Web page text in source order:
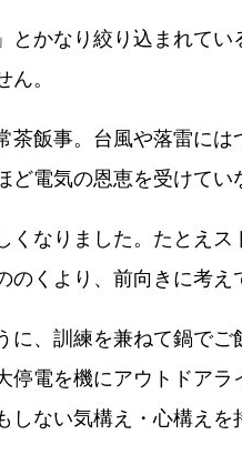
とかなり絞り込まれて
。
茶飯事。台風や落雷に
電気の恩恵を受けて
なりました。たとえ
くより、前向きに考え
に、訓練を兼ねて鍋で
停電を機にアウトドア
ない気構え・心構えを